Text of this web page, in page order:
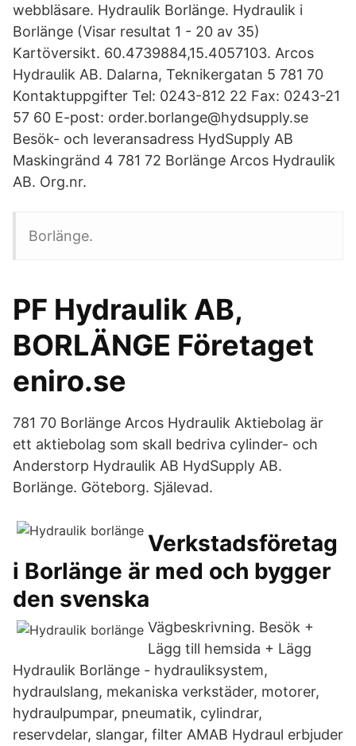
webbläsare. Hydraulik Borlänge. Hydraulik i
Borlänge (Visar resultat 1 - 20 av 35)
Kartöversikt. 60.4739884,15.4057103. Arcos
Hydraulik AB. Dalarna, Teknikergatan 5 781 70
Kontaktuppgifter Tel: 0243-812 22 Fax: 0243-21
57 60 E-post: order.borlange@hydsupply.se
Besök- och leveransadress HydSupply AB
Maskingränd 4 781 72 Borlänge Arcos Hydraulik
AB. Org.nr.
Borlänge.
PF Hydraulik AB,
BORLÄNGE Företaget
eniro.se
781 70 Borlänge Arcos Hydraulik Aktiebolag är
ett aktiebolag som skall bedriva cylinder- och
Anderstorp Hydraulik AB HydSupply AB.
Borlänge. Göteborg. Själevad.
Verkstadsföretag
i Borlänge är med och bygger
den svenska
Vägbeskrivning. Besök +
Lägg till hemsida + Lägg
Hydraulik Borlänge - hydrauliksystem,
hydraulslang, mekaniska verkstäder, motorer,
hydraulpumpar, pneumatik, cylindrar,
reservdelar, slangar, filter AMAB Hydraul erbjuder